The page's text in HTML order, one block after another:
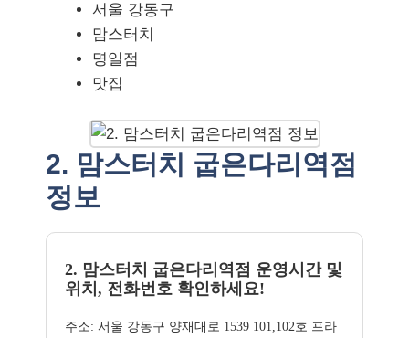
서울 강동구
맘스터치
명일점
맛집
2. 맘스터치 굽은다리역점
정보
2. 맘스터치 굽은다리역점 운영시간 및
위치, 전화번호 확인하세요!
주소: 서울 강동구 양재대로 1539 101,102호 프라